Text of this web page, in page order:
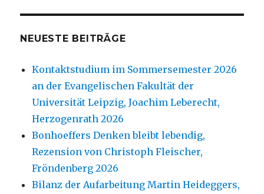
NEUESTE BEITRÄGE
Kontaktstudium im Sommersemester 2026
an der Evangelischen Fakultät der
Universität Leipzig, Joachim Leberecht,
Herzogenrath 2026
Bonhoeffers Denken bleibt lebendig,
Rezension von Christoph Fleischer,
Fröndenberg 2026
Bilanz der Aufarbeitung Martin Heideggers,